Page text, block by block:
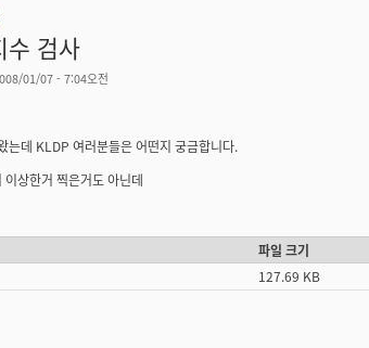
수 검사
01/07 - 7:04오전
는데 KLDP 여러분들은 어떤지 궁금합니다.
상한거 찍은거도 아닌데
파일 크기
127.69 KB